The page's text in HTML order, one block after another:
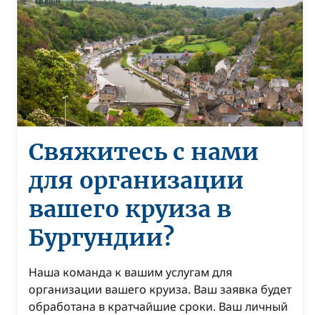
Свяжитесь с нами
для организации
вашего круиза в
Бургундии?
Наша команда к вашим услугам для
организации вашего круиза. Ваш заявка будет
обработана в кратчайшие сроки. Ваш личный